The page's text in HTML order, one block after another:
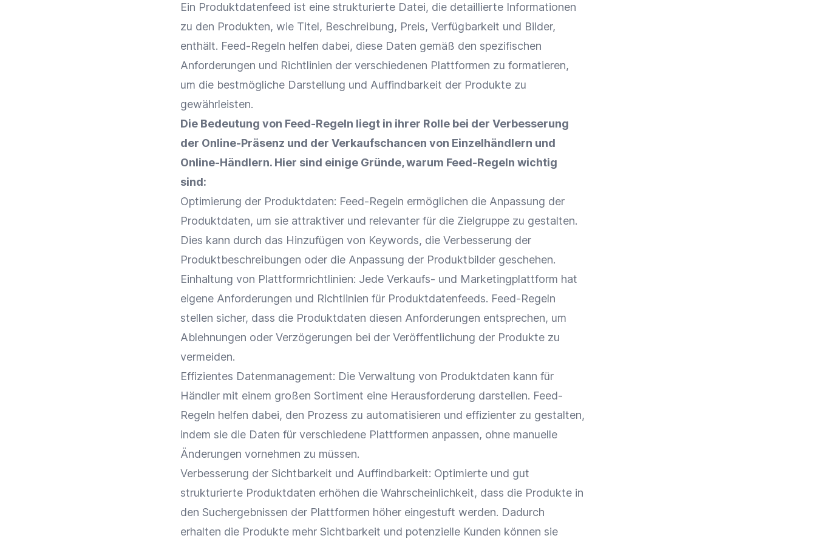
Ein Produktdatenfeed ist eine strukturierte Datei, die detaillierte Informationen
zu den Produkten, wie Titel, Beschreibung, Preis, Verfügbarkeit und Bilder,
enthält. Feed-Regeln helfen dabei, diese Daten gemäß den spezifischen
Anforderungen und Richtlinien der verschiedenen Plattformen zu formatieren,
um die bestmögliche Darstellung und Auffindbarkeit der Produkte zu
gewährleisten.
Die Bedeutung von Feed-Regeln liegt in ihrer Rolle bei der Verbesserung
der Online-Präsenz und der Verkaufschancen von Einzelhändlern und
Online-Händlern. Hier sind einige Gründe, warum Feed-Regeln wichtig
sind:
Optimierung der Produktdaten: Feed-Regeln ermöglichen die Anpassung der
Produktdaten, um sie attraktiver und relevanter für die Zielgruppe zu gestalten.
Dies kann durch das Hinzufügen von Keywords, die Verbesserung der
Produktbeschreibungen oder die Anpassung der Produktbilder geschehen.
Einhaltung von Plattformrichtlinien: Jede Verkaufs- und Marketingplattform hat
eigene Anforderungen und Richtlinien für Produktdatenfeeds. Feed-Regeln
stellen sicher, dass die Produktdaten diesen Anforderungen entsprechen, um
Ablehnungen oder Verzögerungen bei der Veröffentlichung der Produkte zu
vermeiden.
Effizientes Datenmanagement: Die Verwaltung von Produktdaten kann für
Händler mit einem großen Sortiment eine Herausforderung darstellen. Feed-
Regeln helfen dabei, den Prozess zu automatisieren und effizienter zu gestalten,
indem sie die Daten für verschiedene Plattformen anpassen, ohne manuelle
Änderungen vornehmen zu müssen.
Verbesserung der Sichtbarkeit und Auffindbarkeit: Optimierte und gut
strukturierte Produktdaten erhöhen die Wahrscheinlichkeit, dass die Produkte in
den Suchergebnissen der Plattformen höher eingestuft werden. Dadurch
erhalten die Produkte mehr Sichtbarkeit und potenzielle Kunden können sie